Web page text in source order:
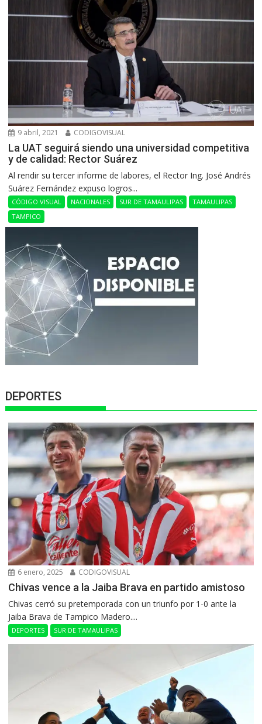
9 abril, 2021 CODIGOVISUAL
La UAT seguirá siendo una universidad competitiva
y de calidad: Rector Suárez
Al rendir su tercer informe de labores, el Rector Ing. José Andrés
Suárez Fernández expuso logros...
CÓDIGO VISUAL NACIONALES SUR DE TAMAULIPAS
TAMAULIPAS
TAMPICO
DEPORTES
6 enero, 2025 CODIGOVISUAL
Chivas vence a la Jaiba Brava en partido amistoso
Chivas cerró su pretemporada con un triunfo por 1-0 ante la
Jaiba Brava de Tampico Madero....
DEPORTES SUR DE TAMAULIPAS